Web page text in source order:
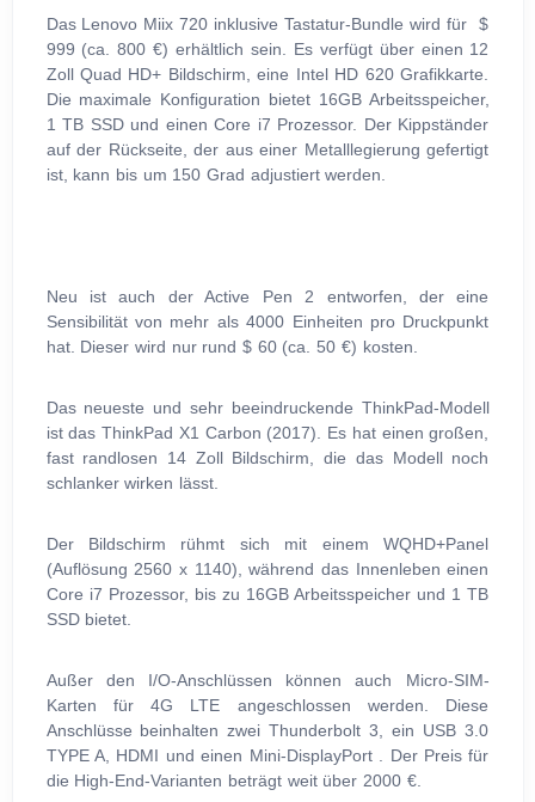
Das Lenovo Miix 720 inklusive Tastatur-Bundle wird für $
999 (ca. 800 €) erhältlich sein. Es verfügt über einen 12
Zoll Quad HD+ Bildschirm, eine Intel HD 620 Grafikkarte.
Die maximale Konfiguration bietet 16GB Arbeitsspeicher,
1 TB SSD und einen Core i7 Prozessor. Der Kippständer
auf der Rückseite, der aus einer Metalllegierung gefertigt
ist, kann bis um 150 Grad adjustiert werden.
Neu ist auch der Active Pen 2 entworfen, der eine
Sensibilität von mehr als 4000 Einheiten pro Druckpunkt
hat. Dieser wird nur rund $ 60 (ca. 50 €) kosten.
Das neueste und sehr beeindruckende ThinkPad-Modell
ist das ThinkPad X1 Carbon (2017). Es hat einen großen,
fast randlosen 14 Zoll Bildschirm, die das Modell noch
schlanker wirken lässt.
Der Bildschirm rühmt sich mit einem WQHD+Panel
(Auflösung 2560 x 1140), während das Innenleben einen
Core i7 Prozessor, bis zu 16GB Arbeitsspeicher und 1 TB
SSD bietet.
Außer den I/O-Anschlüssen können auch Micro-SIM-
Karten für 4G LTE angeschlossen werden. Diese
Anschlüsse beinhalten zwei Thunderbolt 3, ein USB 3.0
TYPE A, HDMI und einen Mini-DisplayPort . Der Preis für
die High-End-Varianten beträgt weit über 2000 €.